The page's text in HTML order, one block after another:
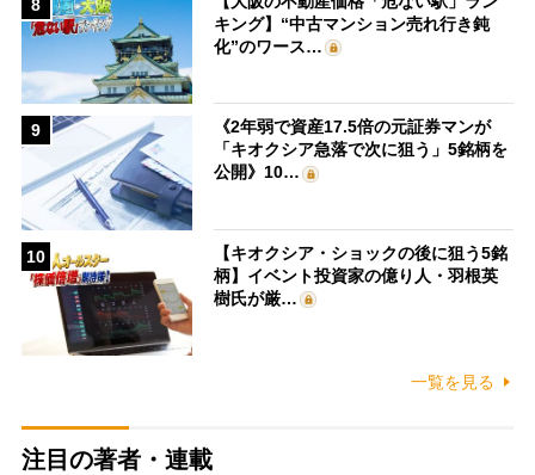
8
キング】“中古マンション売れ行き鈍
化”のワース…
9
《2年弱で資産17.5倍の元証券マンが
「キオクシア急落で次に狙う」5銘柄を
公開》10…
10
【キオクシア・ショックの後に狙う5銘
柄】イベント投資家の億り人・羽根英
樹氏が厳…
一覧を見る
注目の著者・連載